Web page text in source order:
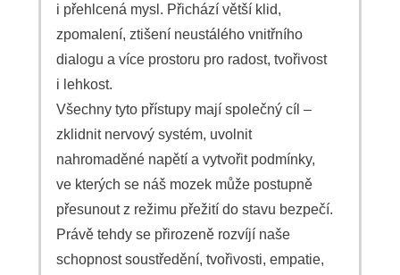
i přehlcená mysl. Přichází větší klid,
zpomalení, ztišení neustálého vnitřního
dialogu a více prostoru pro radost, tvořivost
i lehkost.
Všechny tyto přístupy mají společný cíl –
zklidnit nervový systém, uvolnit
nahromaděné napětí a vytvořit podmínky,
ve kterých se náš mozek může postupně
přesunout z režimu přežití do stavu bezpečí.
Právě tehdy se přirozeně rozvíjí naše
schopnost soustředění, tvořivosti, empatie,